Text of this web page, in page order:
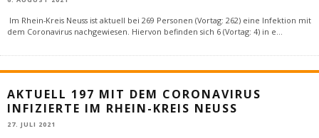
Im Rhein-Kreis Neuss ist aktuell bei 269 Personen (Vortag: 262) eine Infektion mit
dem Coronavirus nachgewiesen. Hiervon befinden sich 6 (Vortag: 4) in e
AKTUELL 197 MIT DEM CORONAVIRUS
INFIZIERTE IM RHEIN-KREIS NEUSS
27. JULI 2021